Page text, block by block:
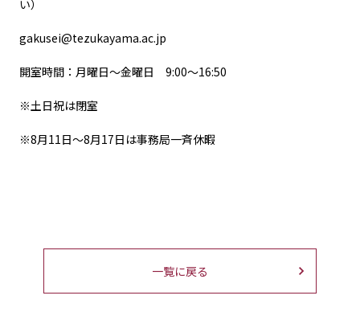
い）
gakusei@tezukayama.ac.jp
開室時間：月曜日～金曜日 9:00～16:50
※土日祝は閉室
※8月11日～8月17日は事務局一斉休暇
一覧に戻る